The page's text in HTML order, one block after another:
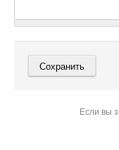
Если вы